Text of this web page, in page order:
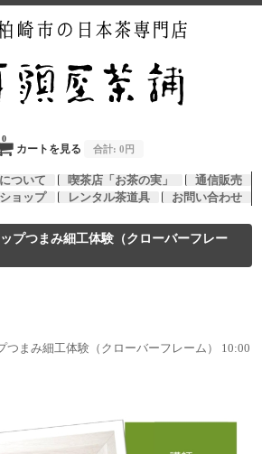
カートを見る
0
合計: 0円
ついて 喫茶店「お茶の実」
通信販売
ョップ レンタル茶道具 お問い合わせ
プつまみ細工体験（クローバーフレー
つまみ細工体験（クローバーフレーム） 10:00